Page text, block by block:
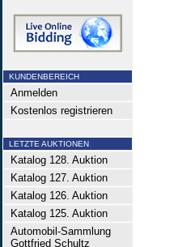
KUNDENBEREICH
Anmelden
Kostenlos registrieren
LETZTE AUKTIONEN
Katalog 128. Auktion
Katalog 127. Auktion
Katalog 126. Auktion
Katalog 125. Auktion
Automobil-Sammlung
Gottfried Schultz